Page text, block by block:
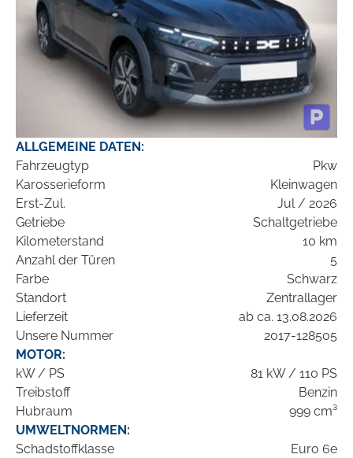
ALLGEMEINE DATEN:
Fahrzeugtyp
Pkw
Karosserieform
Kleinwagen
Erst-Zul.
Jul / 2026
Getriebe
Schaltgetriebe
Kilometerstand
10 km
Anzahl der Türen
5
Farbe
Schwarz
Standort
Zentrallager
Lieferzeit
ab ca. 13.08.2026
Unsere Nummer
2017-128505
MOTOR:
kW / PS
81 kW / 110 PS
Treibstoff
Benzin
Hubraum
999 cm³
UMWELTNORMEN:
Schadstoffklasse
Euro 6e